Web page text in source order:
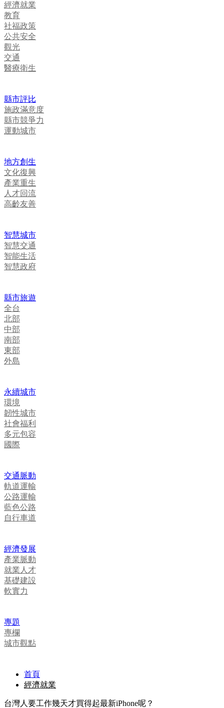
經濟就業
教育
社福政策
公共安全
觀光
交通
醫療衛生
縣市評比
施政滿意度
縣市競爭力
運動城市
地方創生
文化復興
產業重生
人才回流
高齡友善
智慧城市
智慧交通
智能生活
智慧政府
縣市旅遊
全台
北部
中部
南部
東部
外島
永續城市
環境
韌性城市
社會福利
多元包容
國際
交通脈動
軌道運輸
公路運輸
藍色公路
自行車道
經濟發展
產業脈動
就業人才
基礎建設
軟實力
專題
專欄
城市觀點
首頁
經濟就業
台灣人要工作幾天才買得起最新iPhone呢？